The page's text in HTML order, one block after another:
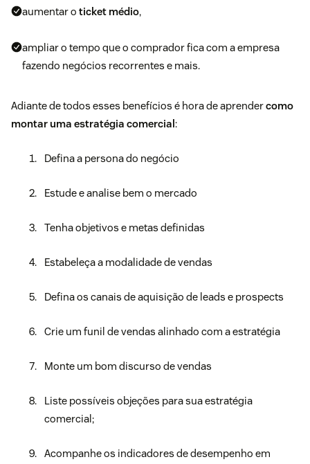
aumentar o ticket médio,
ampliar o tempo que o comprador fica com a empresa
fazendo negócios recorrentes e mais.
Adiante de todos esses benefícios é hora de aprendercomo
montar uma estratégia comercial :
Defina a persona do negócio
Estude e analise bem o mercado
Tenha objetivos e metas definidas
Estabeleça a modalidade de vendas
Defina os canais de aquisição de leads e prospects
Crie um funil de vendas alinhado com a estratégia
Monte um bom discurso de vendas
Liste possíveis objeções para sua estratégia
comercial;
Acompanhe os indicadores de desempenho em